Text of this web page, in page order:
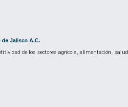
Jalisco A.C.
de los sectores agrícola, alimentación,